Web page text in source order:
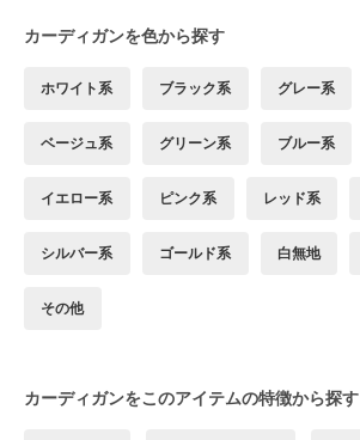
カーディガンを色から探す
ホワイト系 ブラック系 グレー系
ベージュ系 グリーン系 ブルー系
イエロー系 ピンク系 レッド系
シルバー系 ゴールド系 白無地
その他
カーディガンをこのアイテムの特徴から探す